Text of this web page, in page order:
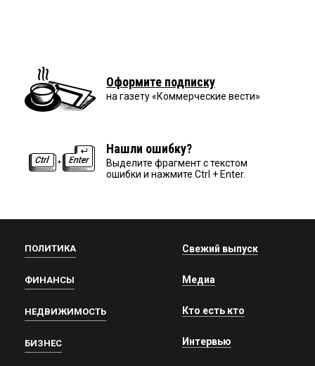
Оформите подписку
на газету «Коммерческие вести»
Нашли ошибку?
Выделите фрагмент с текстом
ошибки и нажмите Ctrl + Enter.
ПОЛИТИКА
ФИНАНСЫ
НЕДВИЖИМОСТЬ
БИЗНЕС
Свежий выпуск
Медиа
Кто есть кто
Интервью